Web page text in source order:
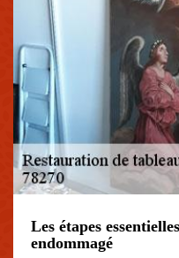
Les étapes
endommagé